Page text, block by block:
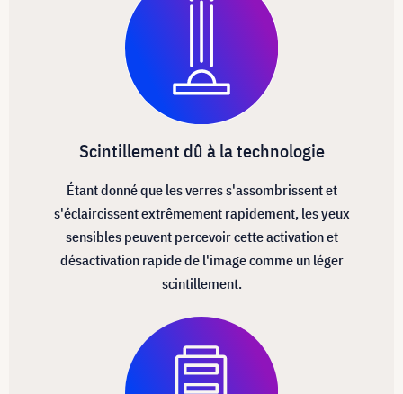
Scintillement dû à la technologie
Étant donné que les verres s'assombrissent et
s'éclaircissent extrêmement rapidement, les yeux
sensibles peuvent percevoir cette activation et
désactivation rapide de l'image comme un léger
scintillement.